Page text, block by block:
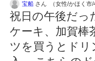
宝船 さん （女性/かほく市/
祝日の午後だっ
ケーキ、加賀棒
ツを買うとド